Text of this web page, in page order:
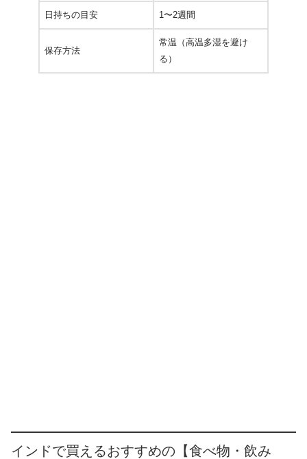
日持ちの目安 1〜2週間
保存方法
常温（高温多湿を避け
る）
インドで買えるおすすめの【食べ物・飲み